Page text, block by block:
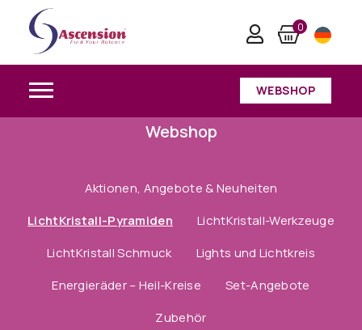
0
WEBSHOP
Webshop
Aktionen, Angebote & Neuheiten
LichtKristall-Pyramiden
LichtKristall-Werkzeuge
LichtKristall Schmuck
Lights und Lichtkreis
Energieräder – Heil-Kreise
Set-Angebote
Zubehör